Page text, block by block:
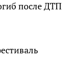
после ДТП